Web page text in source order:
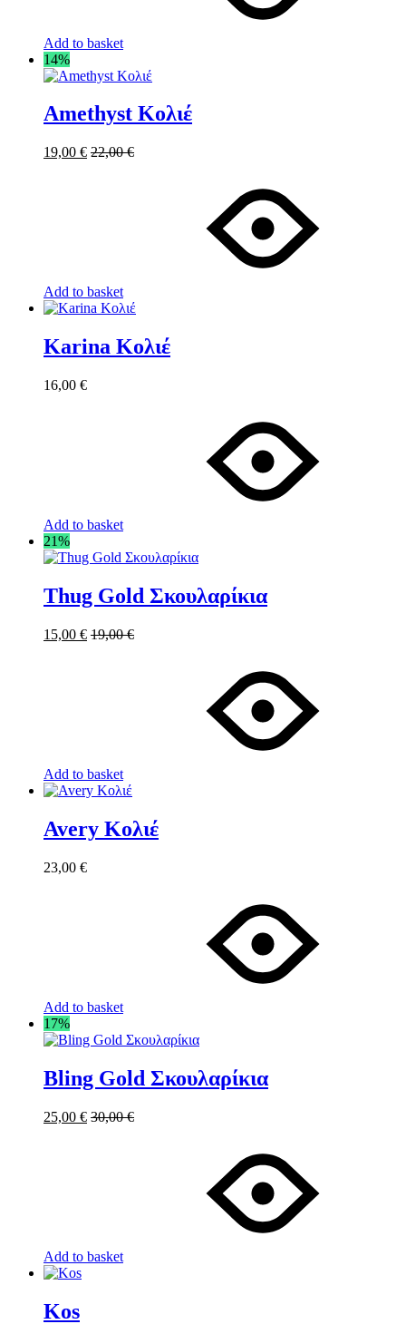
Add to basket
14%
Amethyst Κολιέ
19,00 € 22,00€
Add to basket
Karina Κολιέ
16,00 €
Add to basket
21%
Thug Gold Σκουλαρίκια
15,00 € 19,00€
Add to basket
Avery Κολιέ
23,00 €
Add to basket
17%
Bling Gold Σκουλαρίκια
25,00 € 30,00€
Add to basket
Kos